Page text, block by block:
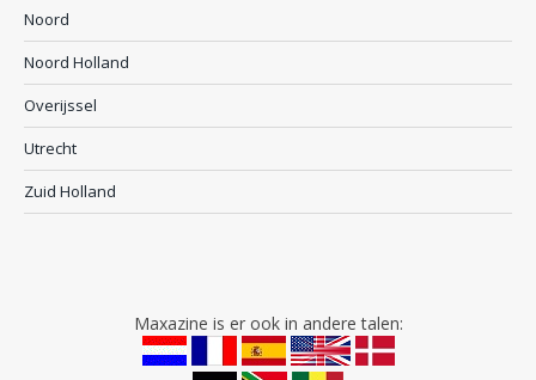
Noord
Noord Holland
Overijssel
Utrecht
Zuid Holland
Maxazine is er ook in andere talen: